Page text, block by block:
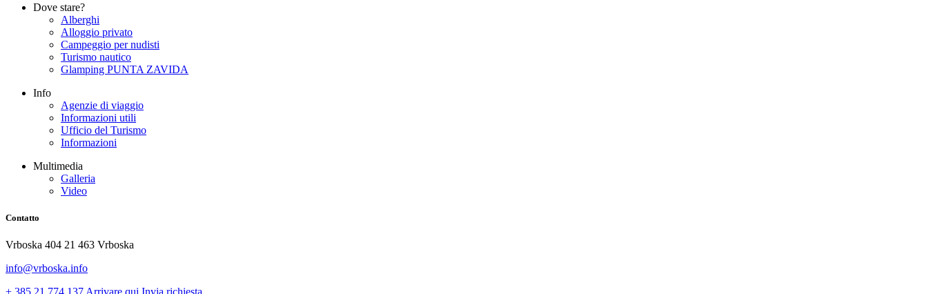
Dove stare?
Alberghi
Alloggio privato
Campeggio per nudisti
Turismo nautico
Glamping PUNTA ZAVIDA
Info
Agenzie di viaggio
Informazioni utili
Ufficio del Turismo
Informazioni
Multimedia
Galleria
Video
Contatto
Vrboska 404 21 463 Vrboska
info@vrboska.info
+ 385 21 774 137 Arrivare qui Invia richiesta